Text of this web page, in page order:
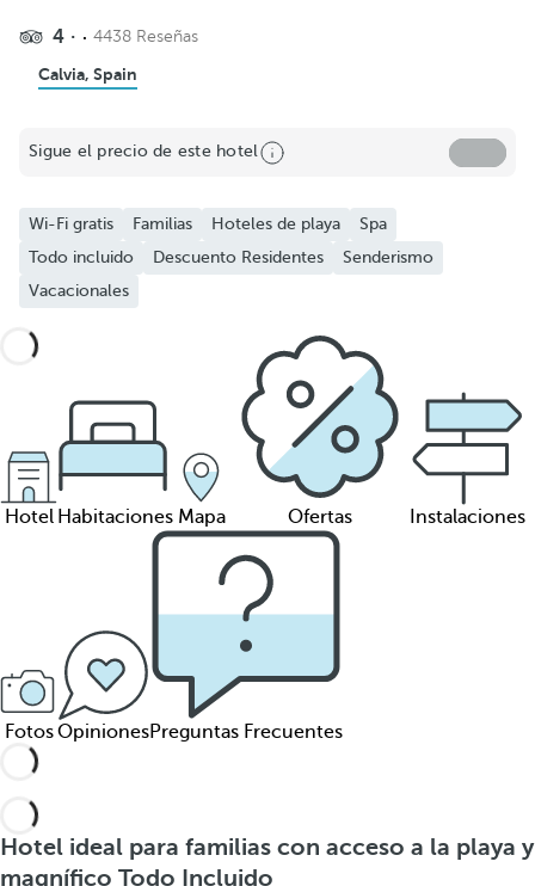
4 4438 Reseñas
Calvia, Spain
Sigue el precio de este hotel
Wi-Fi gratis Familias Hoteles de playa
Spa
Todo incluido
Descuento Residentes
Senderismo
Vacacionales
Hotel Habitaciones Mapa Ofertas Instalaciones
FotosOpinionesPreguntas Frecuentes
Hotel ideal para familias con acceso a la playa y
magnífico Todo Incluido